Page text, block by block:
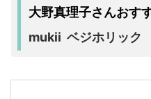
大野真理子さんおす
mukii ベジホリック